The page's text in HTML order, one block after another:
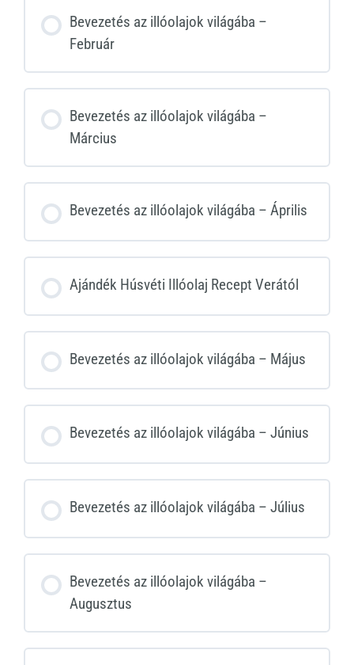
Bevezetés az illóolajok világába –
Február
Bevezetés az illóolajok világába –
Március
Bevezetés az illóolajok világába – Április
Ajándék Húsvéti Illóolaj Recept Verától
Bevezetés az illóolajok világába – Május
Bevezetés az illóolajok világába – Június
Bevezetés az illóolajok világába – Július
Bevezetés az illóolajok világába –
Augusztus